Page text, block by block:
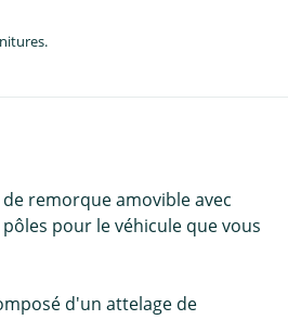
remorque amovible avec
pour le véhicule que vous
d'un attelage de